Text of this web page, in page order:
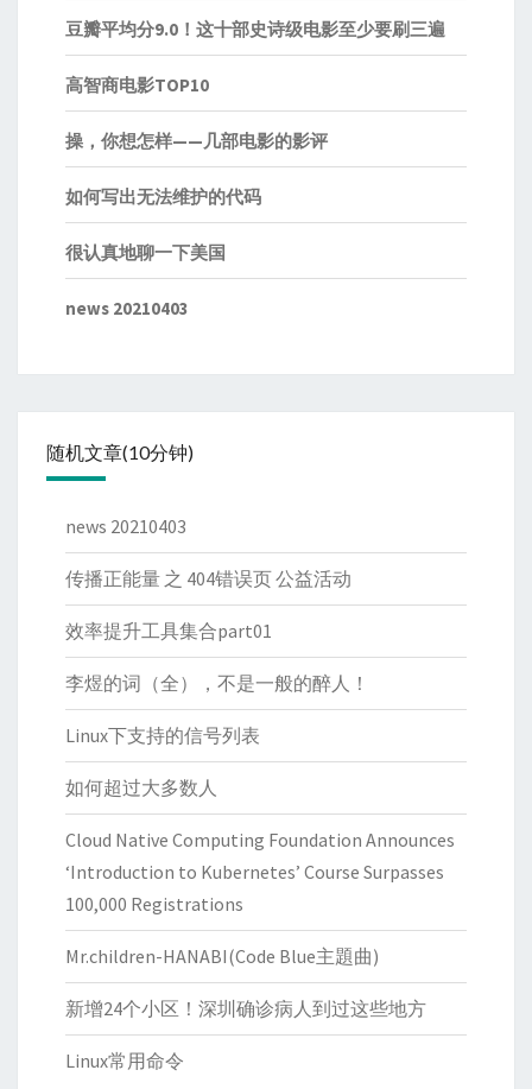
豆瓣平均分9.0！这十部史诗级电影至少要刷三遍
高智商电影TOP10
操，你想怎样——几部电影的影评
如何写出无法维护的代码
很认真地聊一下美国
news 20210403
随机文章(10分钟)
news 20210403
传播正能量 之 404错误页 公益活动
效率提升工具集合part01
李煜的词（全），不是一般的醉人！
Linux下支持的信号列表
如何超过大多数人
Cloud Native Computing Foundation Announces
‘Introduction to Kubernetes’ Course Surpasses
100,000 Registrations
Mr.children-HANABI(Code Blue主題曲)
新增24个小区！深圳确诊病人到过这些地方
Linux常用命令